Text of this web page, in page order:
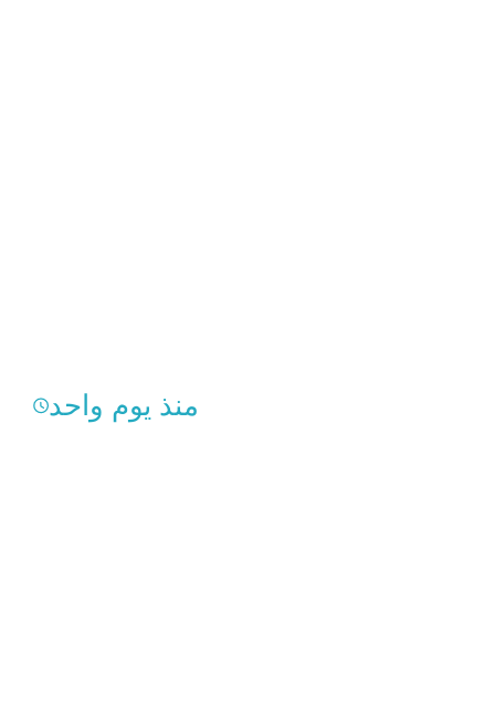
منذ يوم واحد